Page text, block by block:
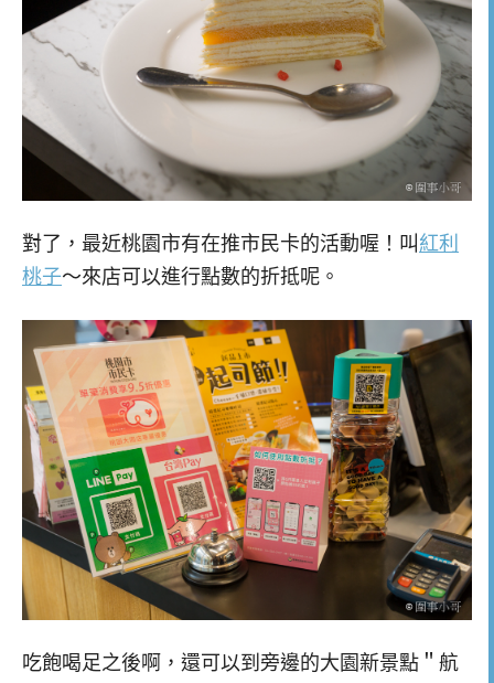
對了，最近桃園市有在推市民卡的活動喔！叫 紅利
桃子～來店可以進行點數的折抵呢。
吃飽喝足之後啊，還可以到旁邊的大園新景點＂航